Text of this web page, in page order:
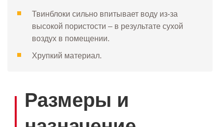
Твинблоки сильно впитывает воду из-за
высокой пористости – в результате сухой
воздух в помещении.
Хрупкий материал.
Размеры и